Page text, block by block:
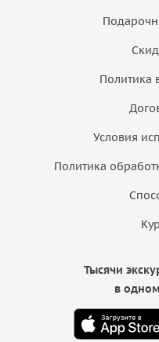
Политика
Условия
Политика
Тысячи
в